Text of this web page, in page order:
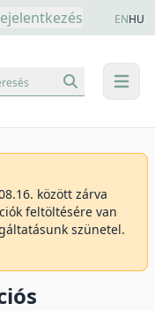
ENHU
menu
között zárva
feltöltésére van
szünetel.